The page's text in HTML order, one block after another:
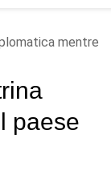
mentre
paese